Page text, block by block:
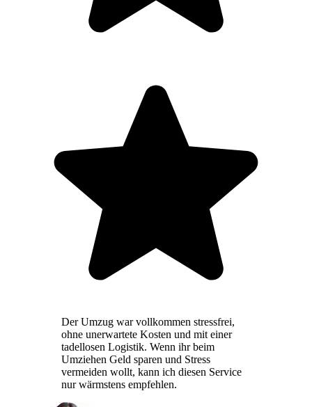
Der Umzug war vollkommen stressfrei,
ohne unerwartete Kosten und mit einer
tadellosen Logistik. Wenn ihr beim
Umziehen Geld sparen und Stress
vermeiden wollt, kann ich diesen Service
nur wärmstens empfehlen.